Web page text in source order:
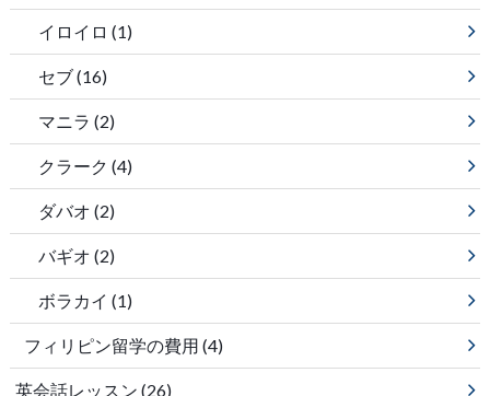
イロイロ (1)
セブ(16)
マニラ (2)
クラーク (4)
ダバオ (2)
バギオ (2)
ボラカイ (1)
フィリピン留学の費用 (4)
英会話レッスン (26)